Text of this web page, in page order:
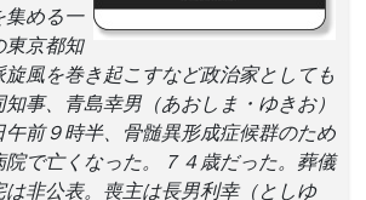
集める一
東京都知
風を巻き起こすなど政治家としても
事、青島幸男（あおしま・ゆきお）
午前９時半、骨髄異形成症候群のため
院で亡くなった。７４歳だった。葬儀
は非公表。喪主は長男利幸（としゆ